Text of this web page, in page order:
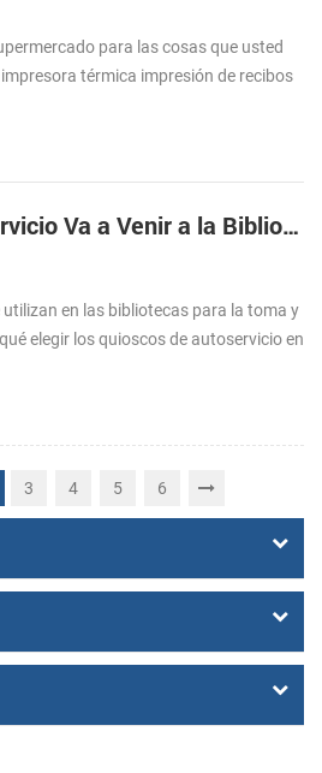
para las cosas que usted
térmica impresión de recibos
Quiosco de autoservicio Va a Venir a la Biblioteca
en las bibliotecas para la toma y
elegir los quioscos de autoservicio en
3 4 5 6